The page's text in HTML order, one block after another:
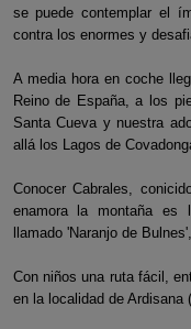
se puede contemplar el
contra los enormes y
A media hora en coche
Reino de España, a los
Santa Cueva y nuestra
allá los Lagos de
Conocer Cabrales,
enamora la montaña es
llamado 'Naranjo de
Con niños una ruta fácil,
en la localidad de Ardisana